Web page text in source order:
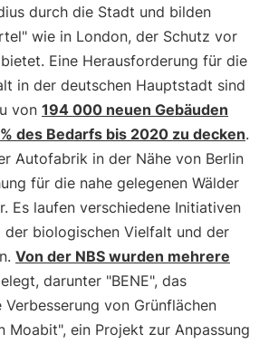
durch die Stadt und bilden
wie in London, der Schutz vor
Eine Herausforderung für die
in der deutschen Hauptstadt sind
von 194 000 neuen Gebäuden
des Bedarfs bis 2020 zu decken.
Autofabrik in der Nähe von Berlin
für die nahe gelegenen Wälder
Es laufen verschiedene Initiativen
der biologischen Vielfalt und der
Von der NBS wurden mehrere
darunter "BENE", das
Verbesserung von Grünflächen
Moabit", ein Projekt zur Anpassung